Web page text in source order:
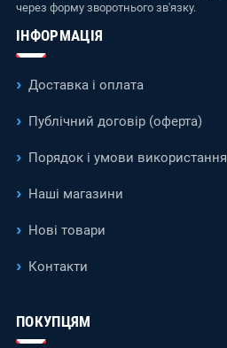
через форму зворотнього зв'язку.
ІНФОРМАЦІЯ
Доставка і оплата
Публічний договір (оферта)
Порядок і умови використання
Наші магазини
Нові товари
Контакти
ПОКУПЦЯМ